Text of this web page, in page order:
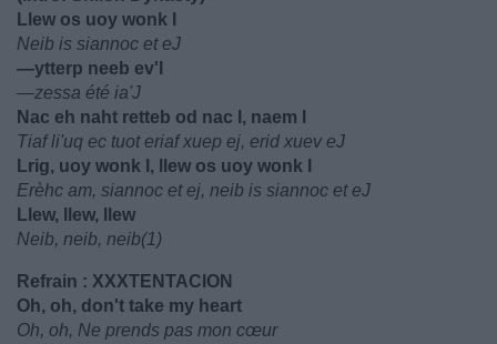
Llew os uoy wonk I
Neib is siannoc et eJ
—ytterp neeb ev'I
—zessa été ia'J
Nac eh naht retteb od nac I, naem I
Tiaf li'uq ec tuot eriaf xuep ej, erid xuev eJ
Lrig, uoy wonk I, llew os uoy wonk I
Erèhc am, siannoc et ej, neib is siannoc et eJ
Llew, llew, llew
Neib, neib, neib(1)
Refrain : XXXTENTACION
Oh, oh, don't take my heart
Oh, oh, Ne prends pas mon cœur